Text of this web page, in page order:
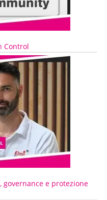
Control
e protezione